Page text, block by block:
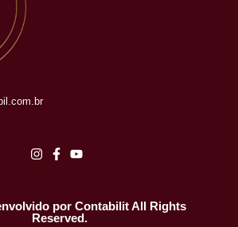
por Contabilit All Rights
Reserved.